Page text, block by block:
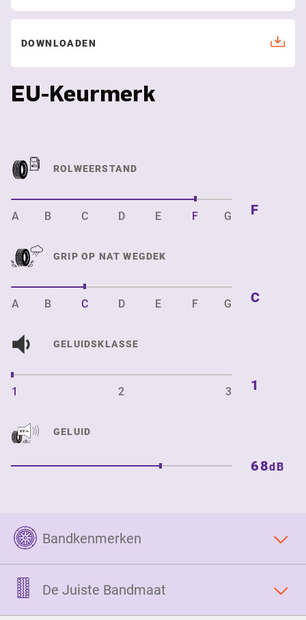
EU-Keurmerk
DOWNLOADEN
ROLWEERSTAND
A B C D E F G F
GRIP OP NAT WEGDEK
A B C D E F G C
GELUIDSKLASSE
1 2 3 1
GELUID
68dB
Bandkenmerken
De Juiste Bandmaat